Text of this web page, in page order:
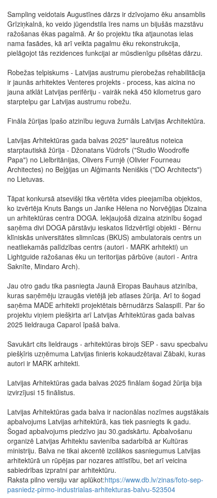
Sampling veidotais Augustīnes dārzs ir dzīvojamo ēku ansamblis
Grīziņkalnā, ko veido jūgendstila īres nams un bijušās mazstāvu
ražošanas ēkas pagalmā. Ar šo projektu tika atjaunotas ielas
nama fasādes, kā arī veikta pagalmu ēku rekonstrukcija,
pielāgojot tās rezidences funkcijai ar mūsdienīgu pilsētas dārzu.
Robežas telpiskums - Latvijas austrumu pierobežas rehabilitācija
ir jaunās arhitektes Venteres projekts - process, kas aicina no
jauna atklāt Latvijas perifēriju - vairāk nekā 450 kilometrus garo
starptelpu gar Latvijas austrumu robežu.
Fināla žūrijas īpašo atzinību ieguva žurnāls Latvijas Architektūra.
Latvijas Arhitektūras gada balvas 2025" laureātus noteica
starptautiskā žūrija - Džonatans Vūdrofs ("Studio Woodroffe
Papa") no Lielbritānijas, Olivers Furnjē (Olivier Fourneau
Architectes) no Beļģijas un Alģimants Neniškis ("DO Architects")
no Lietuvas.
Tāpat konkursā atsevišķi tika vērtēta vides pieejamība objektos,
ko izvērtēja Knuts Bangs un Janike Hēlena no Norvēģijas Dizaina
un arhitektūras centra DOGA. Iekļaujošā dizaina atzinību šogad
saņēma divi DOGA pārstāvju ieskatos līdzvērtīgi objekti - Bērnu
klīniskās universitātes slimnīcas (BKUS) ambulatorais centrs un
neatliekamās palīdzības centrs (autori - MARK arhitekti) un
Lightguide ražošanas ēku un teritorijas pārbūve (autori - Antra
Saknīte, Mindaro Arch).
Jau otro gadu tika pasniegta Jaunā Eiropas Bauhaus atzinība,
kuras saņēmēju izraugās vietējā jeb atlases žūrija. Arī to šogad
saņēma MADE arhitekti projektētais bērnudārzs Salaspilī. Par šo
projektu viņiem piešķirta arī Latvijas Arhitektūras gada balvas
2025 lieldrauga Caparol īpašā balva.
Savukārt cits lieldraugs - arhitektūras birojs SEP - savu specbalvu
piešķīris uzņēmuma Latvijas finieris kokaudzētavai Zābaki, kuras
autori ir MARK arhitekti.
Latvijas Arhitektūras gada balvas 2025 finālam šogad žūrija bija
izvirzījusi 15 finālistus.
Latvijas Arhitektūras gada balva ir nacionālas nozīmes augstākais
apbalvojums Latvijas arhitektūrā, kas tiek pasniegts ik gadu.
Šogad apbalvojums piedzīvo jau 30.gadskārtu. Apbalvošanu
organizē Latvijas Arhitektu savienība sadarbībā ar Kultūras
ministriju. Balva ne tikai akcentē izcilākos sasniegumus Latvijas
arhitektūrā un rūpējas par nozares attīstību, bet arī veicina
sabiedrības izpratni par arhitektūru.
Raksta pilno versiju var aplūkot:https://www.db.lv/zinas/foto-sep-
pasniedz-pirmo-industrialas-arhitekturas-balvu-523504